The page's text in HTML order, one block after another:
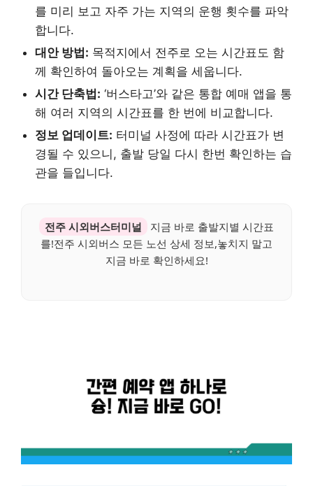
를 미리 보고 자주 가는 지역의 운행 횟수를 파악
합니다.
대안 방법: 목적지에서 전주로 오는 시간표도 함
께 확인하여 돌아오는 계획을 세웁니다.
시간 단축법: ‘버스타고’와 같은 통합 예매 앱을 통
해 여러 지역의 시간표를 한 번에 비교합니다.
정보 업데이트: 터미널 사정에 따라 시간표가 변
경될 수 있으니, 출발 당일 다시 한번 확인하는 습
관을 들입니다.
전주 시외버스터미널
지금 바로 출발지별 시간표
를!전주 시외버스 모든 노선 상세 정보,놓치지 말고
지금 바로 확인하세요!